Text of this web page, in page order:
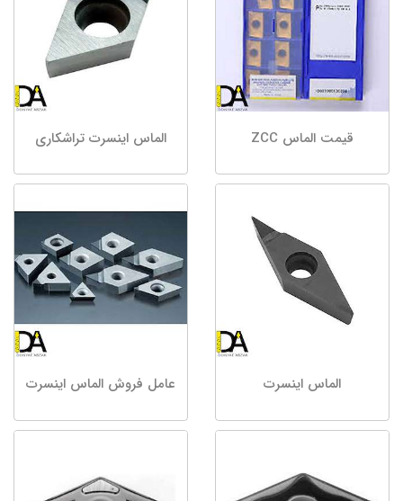
قیمت الماس ZCC الماس اینسرت تراشکاری
الماس اینسرت عامل فروش الماس اینسرت